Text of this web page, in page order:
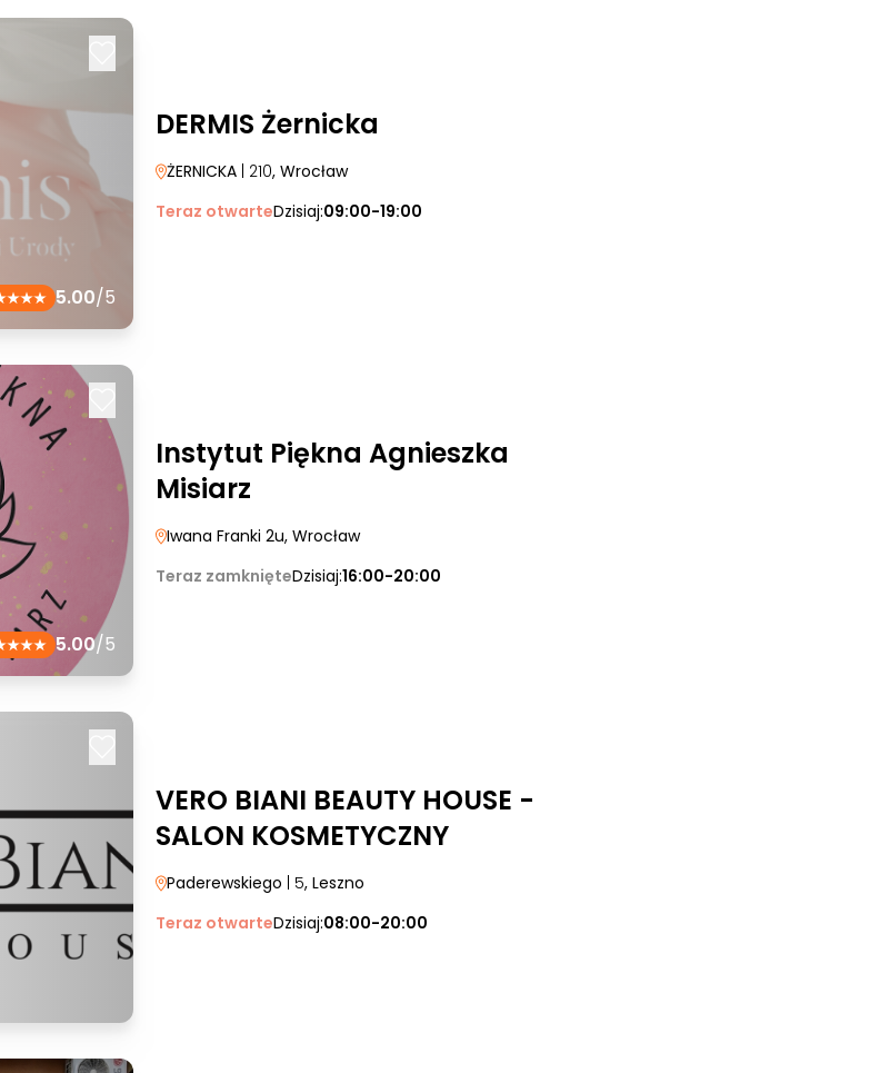
5.00/5
DERMIS Żernicka
ŻERNICKA | 210, Wrocław
Teraz otwarteDzisiaj:09:00-19:00
5.00/5
Instytut Piękna Agnieszka
Misiarz
Iwana Franki 2u, Wrocław
Teraz zamknięteDzisiaj:16:00-20:00
VERO BIANI BEAUTY HOUSE -
SALON KOSMETYCZNY
Paderewskiego | 5, Leszno
Teraz otwarteDzisiaj:08:00-20:00